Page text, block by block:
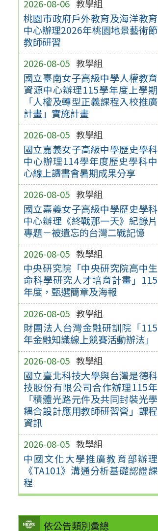
2026-08-06 教學組
桃園市政府戶外教育及海洋教育
中心辦理2026年桃園地景藝術節
教師研習
2026-08-05 教學組
國立臺南女子高級中學人權教育
資源中心辦理115學年度上學期
「人權及轉型正義課程入校推廣
計畫」實施計畫
2026-08-05 教學組
國立嘉義女子高級中學歷史學科
中心辦理114學年度歷史學科中
心線上讀書會暑期成果分享
2026-08-05 教學組
國立嘉義女子高級中學歷史學科
中心辦理《終戰那一天》紀錄片
專題－被遺忘的台灣二戰記憶
2026-08-05 教學組
中央研究院「中央研究院高中生
命科學研究人才培育計畫」115
年度，甄選簡章及海報
2026-08-05 教學組
財團法人台灣金融研訓院「115
年金融知識線上競賽活動辦法」
2026-08-05 教學組
國立臺北科技大學與台灣是德科
技股份有限公司合作辦理115年
「積體光路元件及共同封裝光學
耦合設計應用教師研習營」課程
資訊
2026-08-05 教學組
中國文化大學推廣教育部辦理
《TA101》溝通分析基礎認證課
程
依公告類別彙總